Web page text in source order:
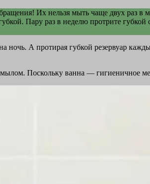
Их нельзя мыть чаще двух раз в
Пару раз в неделю протрите
А протирая губкой резервуар
Поскольку ванна ― гигиеничное